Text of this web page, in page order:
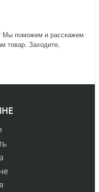
Мы поможем и расскажем
товар. Заходите,